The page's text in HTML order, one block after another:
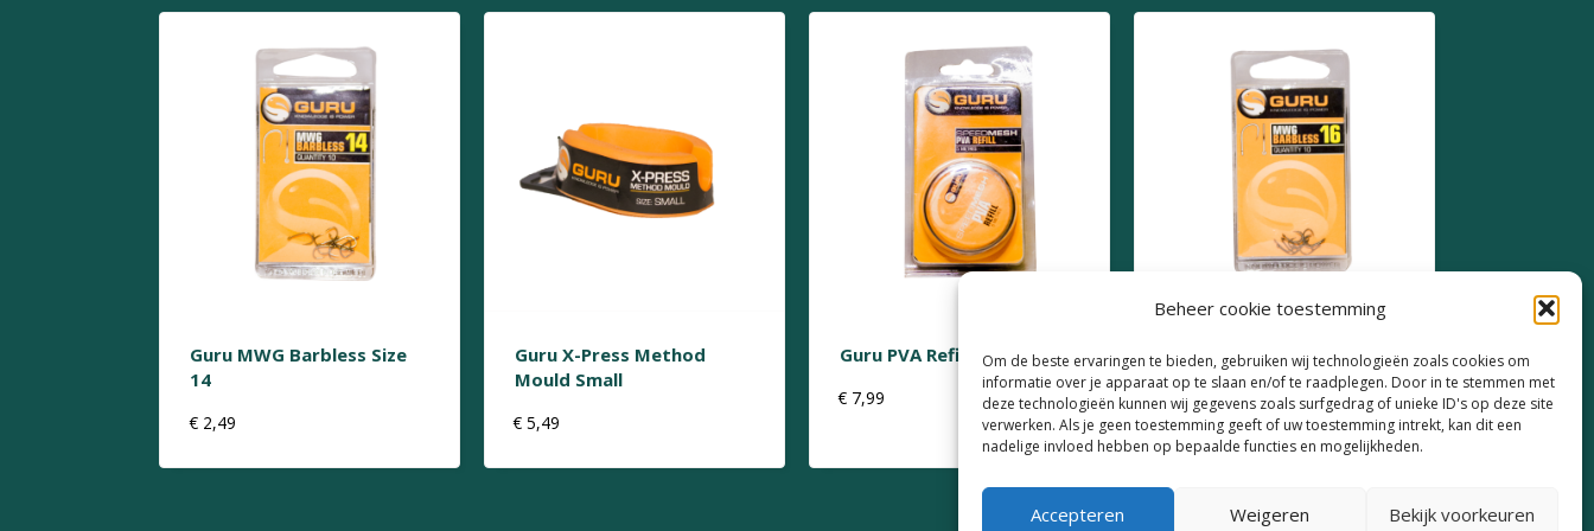
Beheer cookie toestemming
Om de beste ervaringen te bieden, gebruiken wij technologieën zoals cookies om
informatie over je apparaat op te slaan en/of te raadplegen. Door in te stemmen met
deze technologieën kunnen wij gegevens zoals surfgedrag of unieke ID's op deze site
verwerken. Als je geen toestemming geeft of uw toestemming intrekt, kan dit een
nadelige invloed hebben op bepaalde functies en mogelijkheden.
Accepteren Weigeren Bekijk voorkeuren
Guru MWG Barbless Size
14
€2,49
Guru X-Press Method
Mould Small
€ 5,49
Guru PVA Refill
€ 7,99
Guru MWG Barbless Size
16
€2,49